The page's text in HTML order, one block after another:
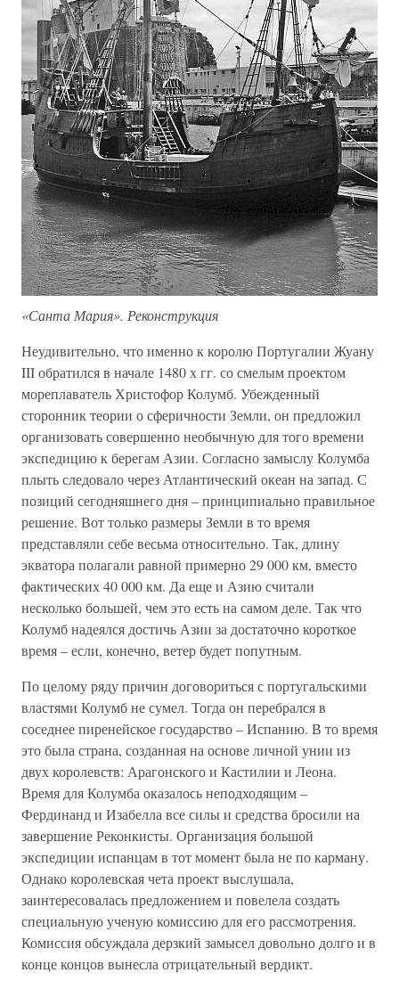
«Санта Мария». Реконструкция
Неудивительно, что именно к королю Португалии Жуану
III обратился в начале 1480 х гг. со смелым проектом
мореплаватель Христофор Колумб. Убежденный
сторонник теории о сферичности Земли, он предложил
организовать совершенно необычную для того времени
экспедицию к берегам Азии. Согласно замыслу Колумба
плыть следовало через Атлантический океан на запад. С
позиций сегодняшнего дня – принципиально правильное
решение. Вот только размеры Земли в то время
представляли себе весьма относительно. Так, длину
экватора полагали равной примерно 29 000 км, вместо
фактических 40 000 км. Да еще и Азию считали
несколько большей, чем это есть на самом деле. Так что
Колумб надеялся достичь Азии за достаточно короткое
время – если, конечно, ветер будет попутным.
По целому ряду причин договориться с португальскими
властями Колумб не сумел. Тогда он перебрался в
соседнее пиренейское государство – Испанию. В то время
это была страна, созданная на основе личной унии из
двух королевств: Арагонского и Кастилии и Леона.
Время для Колумба оказалось неподходящим –
Фердинанд и Изабелла все силы и средства бросили на
завершение Реконкисты. Организация большой
экспедиции испанцам в тот момент была не по карману.
Однако королевская чета проект выслушала,
заинтересовалась предложением и повелела создать
специальную ученую комиссию для его рассмотрения.
Комиссия обсуждала дерзкий замысел довольно долго и в
конце концов вынесла отрицательный вердикт.